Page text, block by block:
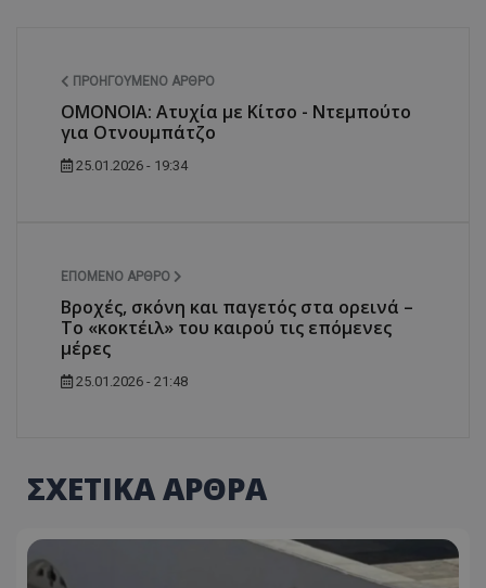
ΠΡΟΗΓΟΎΜΕΝΟ ΆΡΘΡΟ
ΟΜΟΝΟΙΑ: Ατυχία με Κίτσο - Ντεμπούτο
για Οτνουμπάτζο
25.01.2026 - 19:34
ΕΠΌΜΕΝΟ ΆΡΘΡΟ
Βροχές, σκόνη και παγετός στα ορεινά –
Το «κοκτέιλ» του καιρού τις επόμενες
μέρες
25.01.2026 - 21:48
ΣΧΕΤΙΚΑ ΑΡΘΡΑ